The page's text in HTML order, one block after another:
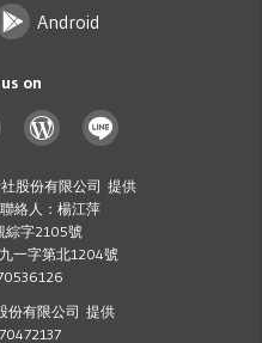
Android
on
股份有限公司 提供
絡人：楊江萍
綜字2105號
一字第北1204號
份有限公司 提供